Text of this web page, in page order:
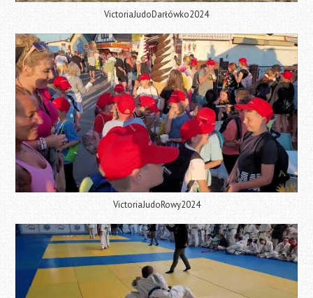
VictoriaJudoDarłówko2024
VictoriaJudoRowy2024